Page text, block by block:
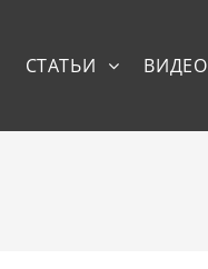
СТАТЬИ ВИДЕО